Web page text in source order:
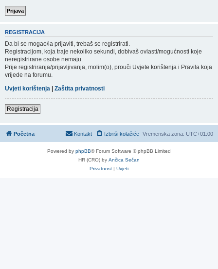
REGISTRACIJA
Da bi se mogao/la prijaviti, trebaš se registrirati.
Registracijom, koja traje nekoliko sekundi, dobivaš ovlasti/mogućnosti koje
neregistrirane osobe nemaju.
Prije registriranja/prijavljivanja, molim(o), prouči Uvjete korištenja i Pravila koja
vrijede na forumu.
Uvjeti korištenja | Zaštita privatnosti
Registracija
Početna Vremenska zona: UTC+01:00
Izbriši kolačiće
Kontakt
Powered by phpBB® Forum Software © phpBB Limited
HR (CRO) by Ančica Sečan
Privatnost | Uvjeti